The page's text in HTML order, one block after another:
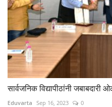
सार्वजनिक विद्यापीठांनी
Eduvarta Sep 16, 2023 0